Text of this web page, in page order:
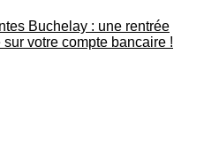
Buchelay : une rentrée
votre compte bancaire !